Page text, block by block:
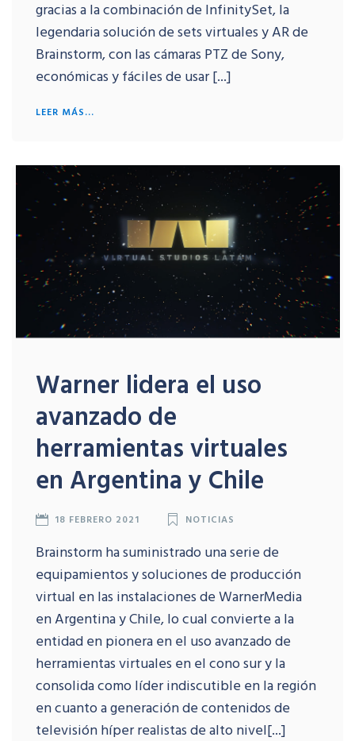
gracias a la combinación de InfinitySet, la
legendaria solución de sets virtuales y AR de
Brainstorm, con las cámaras PTZ de Sony,
económicas y fáciles de usar [...]
LEER MÁS...
Warner lidera el uso
avanzado de
herramientas virtuales
en Argentina y Chile
18 FEBRERO 2021 NOTICIAS
Brainstorm ha suministrado una serie de
equipamientos y soluciones de producción
virtual en las instalaciones de WarnerMedia
en Argentina y Chile, lo cual convierte a la
entidad en pionera en el uso avanzado de
herramientas virtuales en el cono sur y la
consolida como líder indiscutible en la región
en cuanto a generación de contenidos de
televisión híper realistas de alto nivel[...]